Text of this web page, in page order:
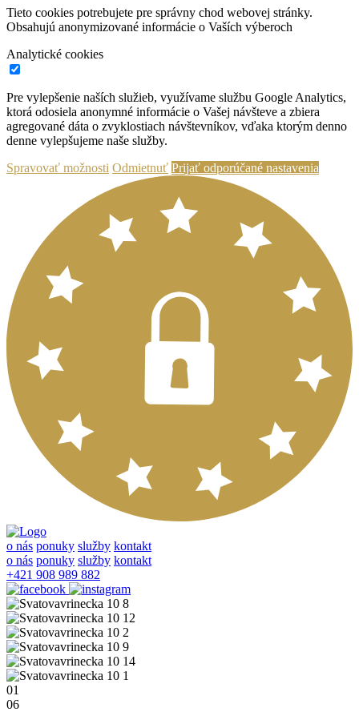
Tieto cookies potrebujete pre správny chod webovej stránky.
Obsahujú anonymizované informácie o Vaších výberoch
Analytické cookies
Pre vylepšenie naších služieb, využívame službu Google Analytics,
ktorá odosiela anonymné informácie o Vašej návšteve a zbiera
agregované dáta o zvyklostiach návštevníkov, vďaka ktorým denno
denne vylepšujeme naše služby.
Spravovať možnosti Odmietnuť Prijať odporúčané nastavenia
o nás ponuky služby kontakt
o nás ponuky služby kontakt
+421 908 989 882
01
06